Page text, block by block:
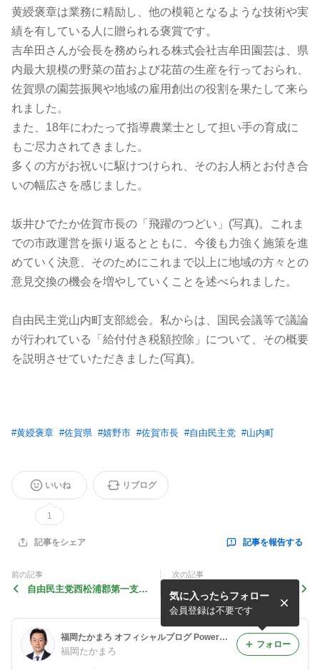
黄綬褒章は業務に精励し、他の模範となるような技術や実
績を有している人に贈られる褒賞です。
吉牟田さんが会長を務められる株式会社吉牟田園芸は、県
内最大規模の野菜の苗および花苗の生産を行っておられ、
佐賀県の園芸振興や地域の雇用創出の役割を果たして来ら
れました。
また、18年にわたって指導農業士として担い手の育成に
もご尽力されてきました。
多くの方がお祝いに駆けつけられ、そのお人柄とお付き合
いの幅広さを感じました。
坂井ひでたか佐賀市長の「飛躍のつどい」(写真)。これま
での市政運営を振り返るとともに、今後も力強く施策を進
めていく決意、そのためにこれまで以上に地域の方々との
意見交換の機会を増やしていくことを述べられました。
自由民主党山内町支部総会。私からは、国民会議等で議論
が行われている「給付付き税額控除」について、その概要
を説明させていただきました(写真)。
#黄綬褒章 #佐賀県 #嬉野市 #佐賀市長 #自由民主党 #山内町
いいね
1
リブログ
記事をシェア 記事を報告する
前の記事
自由民主党西松浦郡第一支
次の記事
田口電機工業鳥栖工場落成式
福岡たかまろ オフィシャルブログ Powered by Ameba
福岡たかまろ
気に入ったらフォロー
会員登録は不要です
フォロー